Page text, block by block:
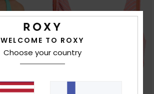
WELCOME TO ROXY
Choose your country